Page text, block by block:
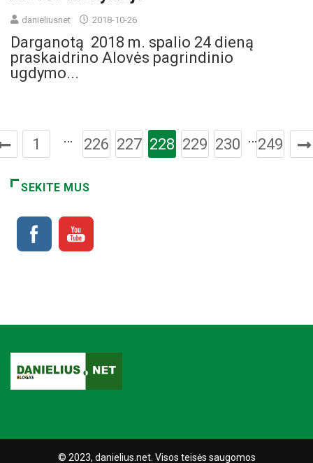
danieliusnet 2018-10-26
Darganotą 2018 m. spalio 24 dieną
praskaidrino Alovės pagrindinio
ugdymo...
1 … 226 227 228 229 230 …249
SEKITE MUS
© 2023, danielius.net. Visos teisės saugomos